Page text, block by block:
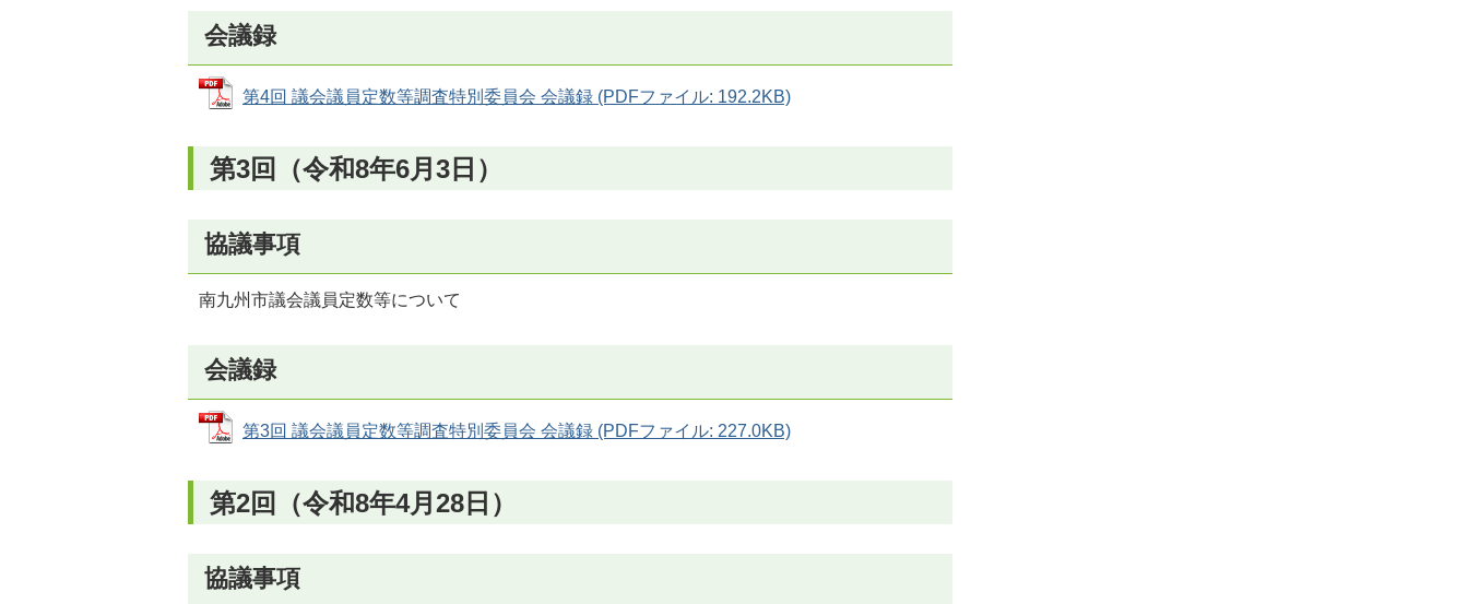
会議録
第4回 議会議員定数等調査特別委員会 会議録 (PDFファイル: 192.2KB)
第3回（令和8年6月3日）
協議事項
南九州市議会議員定数等について
会議録
第3回 議会議員定数等調査特別委員会 会議録 (PDFファイル: 227.0KB)
第2回（令和8年4月28日）
協議事項